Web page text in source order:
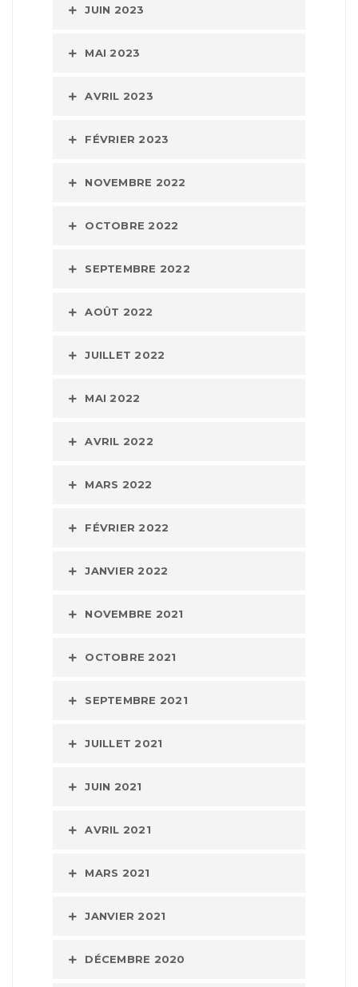
JUIN 2023
MAI 2023
AVRIL 2023
FÉVRIER 2023
NOVEMBRE 2022
OCTOBRE 2022
SEPTEMBRE 2022
AOÛT 2022
JUILLET 2022
MAI 2022
AVRIL 2022
MARS 2022
FÉVRIER 2022
JANVIER 2022
NOVEMBRE 2021
OCTOBRE 2021
SEPTEMBRE 2021
JUILLET 2021
JUIN 2021
AVRIL 2021
MARS 2021
JANVIER 2021
DÉCEMBRE 2020